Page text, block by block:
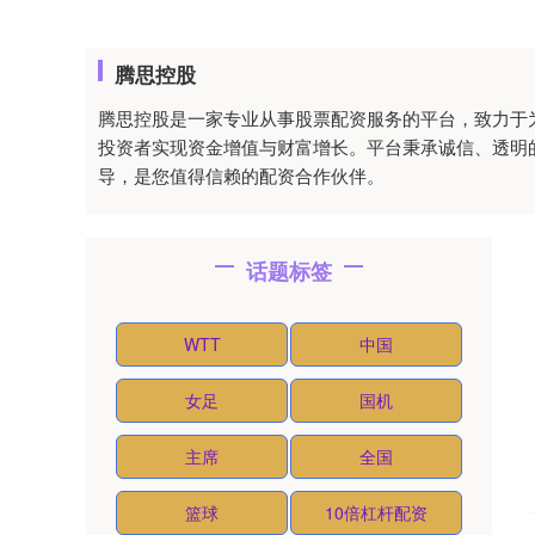
腾思控股
腾思控股是一家专业从事股票配资服务的平台，致力
投资者实现资金增值与财富增长。平台秉承诚信、透
导，是您值得信赖的配资合作伙伴。
话题标签
WTT 中国
女足 国机
主席 全国
篮球 10倍杠杆配资